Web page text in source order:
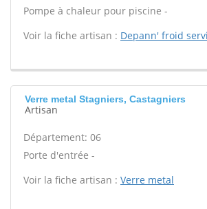
Pompe à chaleur pour piscine -
Voir la fiche artisan : Depann' froid
Verre metal Stagniers, Castagniers
Artisan
Département: 06
Porte d'entrée -
Voir la fiche artisan : Verre metal